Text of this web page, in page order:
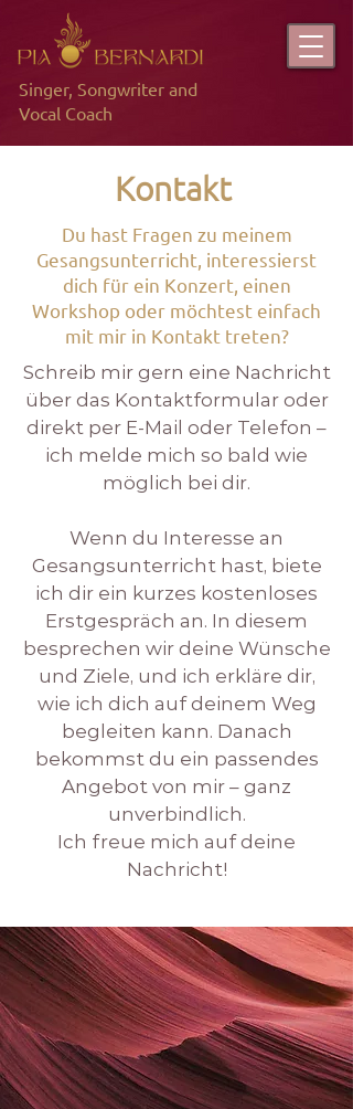
Singer, Songwriter and
Vocal Coach
Kontakt
Du hast Fragen zu meinem
Gesangsunterricht, interessierst
dich für ein Konzert, einen
Workshop oder möchtest einfach
mit mir in Kontakt treten?
Schreib mir gern eine Nachricht
über das Kontaktformular oder
direkt per E-Mail oder Telefon –
ich melde mich so bald wie
möglich bei dir.
Wenn du Interesse an
Gesangsunterricht hast, biete
ich dir ein kurzes kostenloses
Erstgespräch an. In diesem
besprechen wir deine Wünsche
und Ziele, und ich erkläre dir,
wie ich dich auf deinem Weg
begleiten kann. Danach
bekommst du ein passendes
Angebot von mir – ganz
unverbindlich.
Ich freue mich auf deine
Nachricht!